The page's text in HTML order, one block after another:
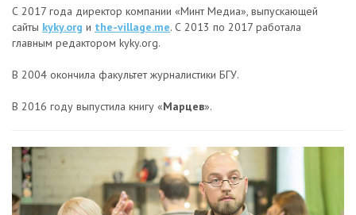
С 2017 года директор компании «Минт Медиа», выпускающей
сайты kyky.org и the-village.me. С 2013 по 2017 работала
главным редактором kyky.org.
В 2004 окончила факультет журналистики БГУ.
В 2016 году выпустила книгу «Марцев».